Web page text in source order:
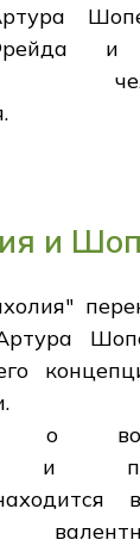
и
и
о
и